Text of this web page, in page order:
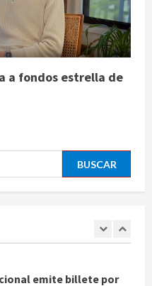
a fondos estrella de
fruta ancestral con la
cerebro humano
visados de periodistas
Garfias Merlos,
emite billete por